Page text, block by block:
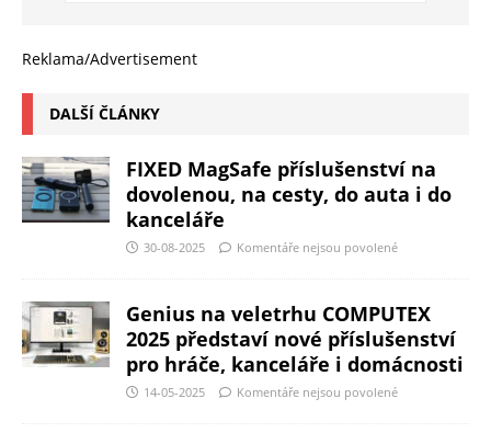
Reklama/Advertisement
DALŠÍ ČLÁNKY
FIXED MagSafe příslušenství na
dovolenou, na cesty, do auta i do
kanceláře
30-08-2025 Komentáře nejsou povolené
Genius na veletrhu COMPUTEX
2025 představí nové příslušenství
pro hráče, kanceláře i domácnosti
14-05-2025 Komentáře nejsou povolené